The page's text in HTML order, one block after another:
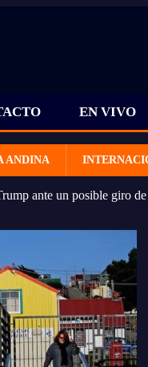
EN VIVO
ANDINA
ante un posible giro